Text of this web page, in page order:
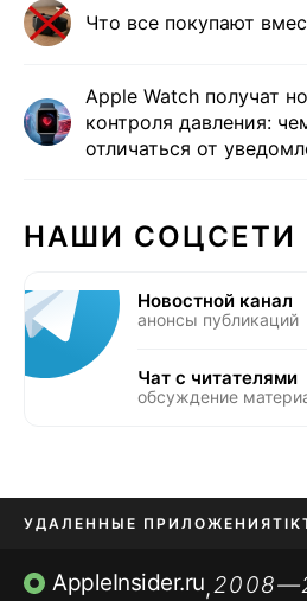
Что все покупают
Apple Watch получат
контроля давления:
отличаться от
НАШИ СОЦСЕТИ
Новостной канал
анонсы публикаций
Чат с читателями
обсуждение
УДАЛЕННЫЕ ПРИЛОЖЕНИЯ
ПРИЛОЖЕНИЯ БЕЗ APP STORE
AppleInsider.ru,